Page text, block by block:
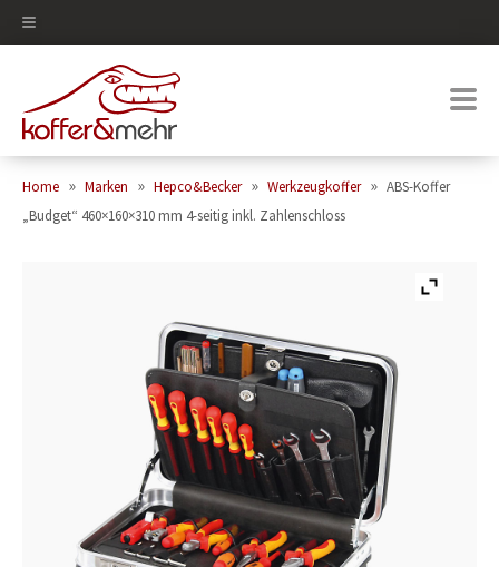
Home » Marken » Hepco&Becker » Werkzeugkoffer » ABS-Koffer
„Budget“ 460×160×310 mm 4-seitig inkl. Zahlenschloss